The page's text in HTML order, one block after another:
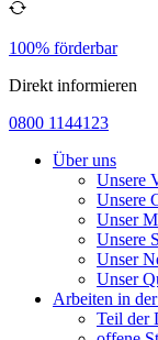
100% förderbar
Direkt informieren
0800 1144123
Über uns
Unsere
Unsere
Unser
Unsere
Unser
Unser
Arbeiten in
Teil der